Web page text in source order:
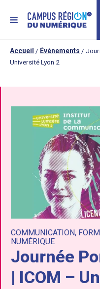
MENU
Accueil / Évènements /
Université Lyon 2
COMMUNICATION,
NUMÉRIQUE
Journée
| ICOM –